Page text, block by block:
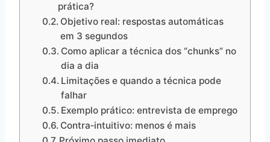
prática?
Objetivo real: respostas automáticas
em 3 segundos
Como aplicar a técnica dos “chunks” no
dia a dia
Limitações e quando a técnica pode
falhar
Exemplo prático: entrevista de emprego
Contra‑intuitivo: menos é mais